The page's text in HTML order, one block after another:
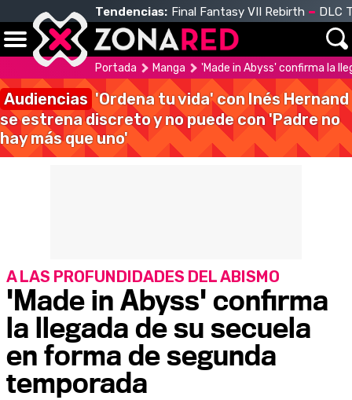
Tendencias: Final Fantasy VII Rebirth DLC
Portada Manga 'Made in Abyss' confirma la
Audiencias 'Ordena tu vida' con Inés Hernand
se estrena discreto y no puede con 'Padre no
hay más que uno'
'Made in Abyss' confirma
la llegada de su secuela
en forma de segunda
temporada
A LAS PROFUNDIDADES DEL ABISMO